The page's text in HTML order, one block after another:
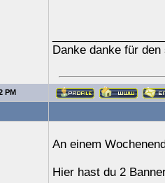
Danke danke für den
PM
An einem
Hier hast du 2